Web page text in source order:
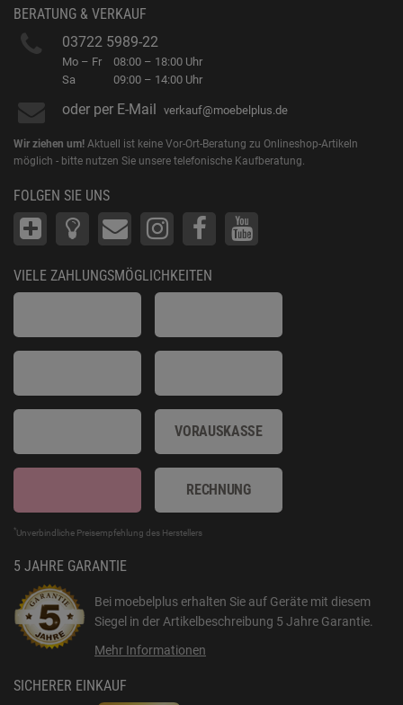
BERATUNG & VERKAUF
03722 5989-22
Mo – Fr
Sa
08:00 – 18:00 Uhr
09:00 – 14:00 Uhr
oder per E-Mail verkauf@moebelplus.de
Wir ziehen um! Aktuell ist keine Vor-Ort-Beratung zu Onlineshop-Artikeln
möglich - bitte nutzen Sie unsere telefonische Kaufberatung.
FOLGEN SIE UNS
VIELE ZAHLUNGSMÖGLICHKEITEN
VORAUSKASSE
RECHNUNG
*Unverbindliche Preisempfehlung des Herstellers
5 JAHRE GARANTIE
Bei moebelplus erhalten Sie auf Geräte mit diesem
Siegel in der Artikelbeschreibung 5 Jahre Garantie.
Mehr Informationen
SICHERER EINKAUF